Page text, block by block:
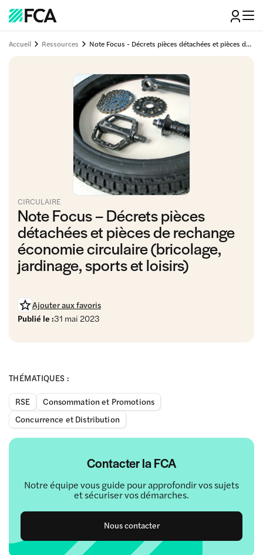
Accueil Ressources Note Focus - Décrets pièces détachées et pièces de rechange économie circulaire (bricolage, jardinage, sports et loisirs)
CIRCULAIRE
Note Focus – Décrets pièces
détachées et pièces de rechange
économie circulaire (bricolage,
jardinage, sports et loisirs)
Ajouter aux favoris
Publié le :31 mai 2023
THÉMATIQUES :
RSE
Consommation et Promotions
Concurrence et Distribution
Contacter la FCA
Notre équipe vous guide pour approfondir vos sujets
et sécuriser vos démarches.
Nous contacter